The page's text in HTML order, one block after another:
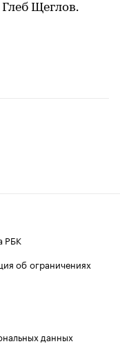
Щеглов.
РБК
об ограничениях
данных